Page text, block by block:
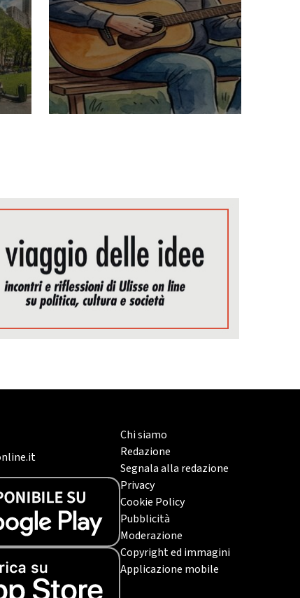
Chi siamo
Redazione
Segnala alla redazione
Privacy
Cookie Policy
Pubblicità
Moderazione
Copyright ed immagini
Applicazione mobile